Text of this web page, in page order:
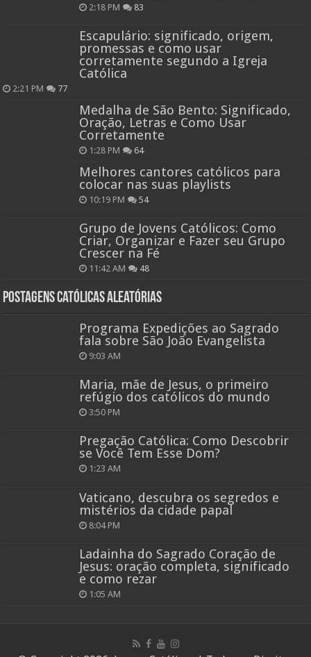
2:18 PM 83
Escapulário: significado, origem,
promessas e como usar
corretamente segundo a Igreja
Católica
2:21 PM 77
Medalha de São Bento: Significado,
Oração, Letras e Como Usar
Corretamente
1:28 PM 64
Melhores cantores católicos para
colocar nas suas playlists
10:19 PM 54
Grupo de Jovens Católicos: Como
Criar, Organizar e Fazer seu Grupo
Crescer na Fé
11:42 AM 48
Postagens católicas aleatórias
Programa Expedições ao Sagrado
fala sobre São João Evangelista
9:03 AM
Maria, mãe de Jesus, o primeiro
refúgio dos católicos do mundo
3:50 PM
Pregação Católica: Como Descobrir
se Você Tem Esse Dom?
1:23 AM
Vaticano, descubra os segredos e
mistérios da cidade papal
8:04 PM
Ladainha do Sagrado Coração de
Jesus: oração completa, significado
e como rezar
1:05 AM